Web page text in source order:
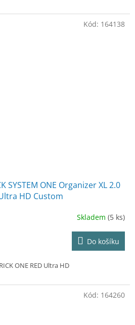
SYSTEM ONE Organizer XL 2.0
HD Custom
Skladem (5 ks)
Do košíku
ONE RED Ultra HD
Kód: 164138
Kód: 164260